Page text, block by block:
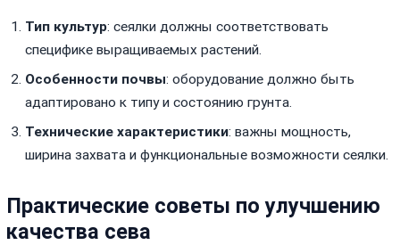
Тип культур: сеялки должны соответствовать
специфике выращиваемых растений.
Особенности почвы: оборудование должно быть
адаптировано к типу и состоянию грунта.
Технические характеристики: важны мощность,
ширина захвата и функциональные возможности сеялки.
Практические советы по улучшению
качества сева